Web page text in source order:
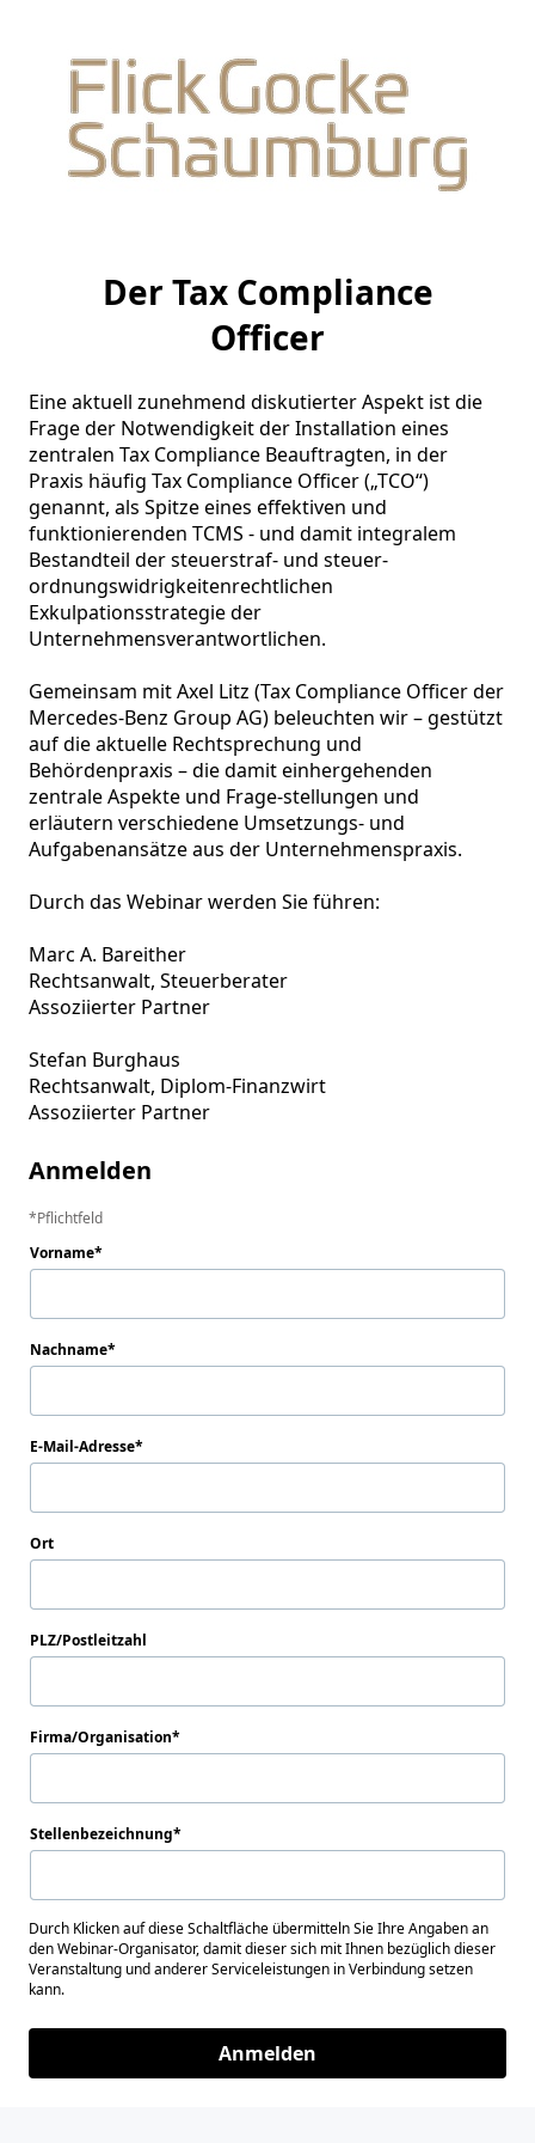
Der Tax Compliance
Officer
Eine aktuell zunehmend diskutierter Aspekt ist die
Frage der Notwendigkeit der Installation eines
zentralen Tax Compliance Beauftragten, in der
Praxis häufig Tax Compliance Officer („TCO“)
genannt, als Spitze eines effektiven und
funktionierenden TCMS - und damit integralem
Bestandteil der steuerstraf- und steuer-
ordnungswidrigkeitenrechtlichen
Exkulpationsstrategie der
Unternehmensverantwortlichen.
Gemeinsam mit Axel Litz (Tax Compliance Officer der
Mercedes-Benz Group AG) beleuchten wir – gestützt
auf die aktuelle Rechtsprechung und
Behördenpraxis – die damit einhergehenden
zentrale Aspekte und Frage-stellungen und
erläutern verschiedene Umsetzungs- und
Aufgabenansätze aus der Unternehmenspraxis.
Durch das Webinar werden Sie führen:
Marc A. Bareither
Rechtsanwalt, Steuerberater
Assoziierter Partner
Stefan Burghaus
Rechtsanwalt, Diplom-Finanzwirt
Assoziierter Partner
Anmelden
Pflichtfeld
Vorname
Nachname
E-Mail-Adresse
Ort
PLZ/Postleitzahl
Firma/Organisation
Stellenbezeichnung
Durch Klicken auf diese Schaltfläche übermitteln Sie Ihre Angaben an
den Webinar-Organisator, damit dieser sich mit Ihnen bezüglich dieser
Veranstaltung und anderer Serviceleistungen in Verbindung setzen
kann.
Anmelden